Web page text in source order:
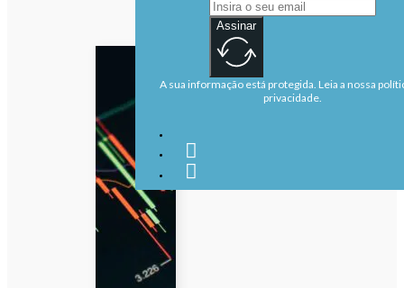
Assinar
A sua informação está protegida. Leia a nossa
privacidade.